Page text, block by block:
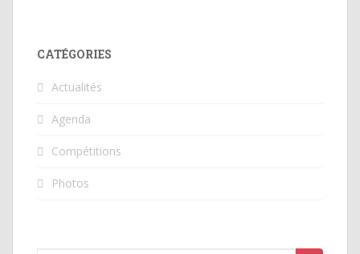
CATÉGORIES
Actualités
Agenda
Compétitions
Photos